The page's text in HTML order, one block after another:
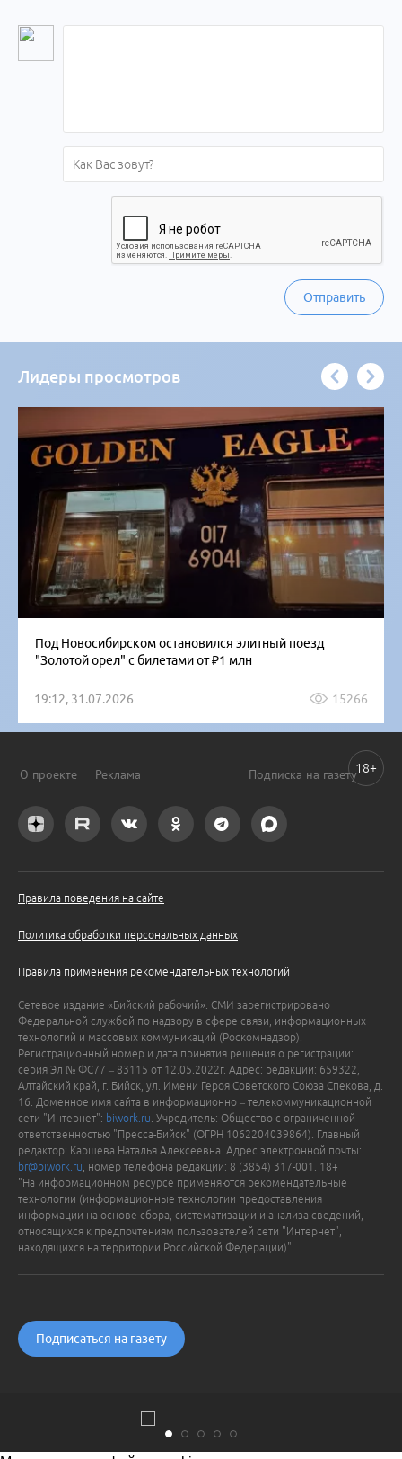
Отправить
Лидеры просмотров
Под Новосибирском остановился элитный поезд
"Золотой орел" с билетами от ₽1 млн
19:12, 31.07.2026 15266
О проекте Реклама Подписка на газету
Правила поведения на сайте
Политика обработки персональных данных
Правила применения рекомендательных технологий
Сетевое издание «Бийский рабочий». СМИ зарегистрировано
Федеральной службой по надзору в сфере связи, информационных
технологий и массовых коммуникаций (Роскомнадзор).
Регистрационный номер и дата принятия решения о регистрации:
серия Эл № ФС77 – 83115 от 12.05.2022г. Адрес: редакции: 659322,
Алтайский край, г. Бийск, ул. Имени Героя Советского Союза Спекова, д.
16. Доменное имя сайта в информационно – телекоммуникационной
сети "Интернет": biwork.ru . Учредитель: Общество с ограниченной
ответственностью "Пресса-Бийск" (ОГРН 1062204039864). Главный
редактор: Каршева Наталья Алексеевна. Адрес электронной почты:
br@biwork.ru , номер телефона редакции: 8 (3854) 317-001. 18+
"На информационном ресурсе применяются рекомендательные
технологии (информационные технологии предоставления
информации на основе сбора, систематизации и анализа сведений,
относящихся к предпочтениям пользователей сети "Интернет",
находящихся на территории Российской Федерации)".
Подписаться на газету
18+